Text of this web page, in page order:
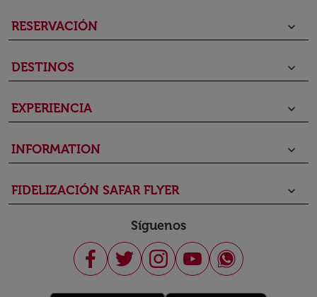
RESERVACIÓN keyboard_arrow_down
DESTINOS keyboard_arrow_down
EXPERIENCIA keyboard_arrow_down
INFORMATION keyboard_arrow_down
FIDELIZACIÓN SAFAR FLYER keyboard_arrow_down
Síguenos